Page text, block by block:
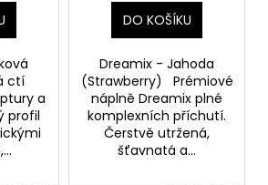
ctí
a
profil
DO KOŠÍKU
Dreamix - Jahoda
(Strawberry) Prémiové
náplně Dreamix plné
komplexních příchutí.
Čerstvě utržená,
šťavnatá a...